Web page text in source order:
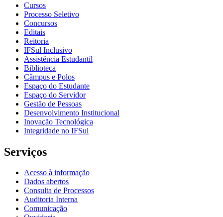
Cursos
Processo Seletivo
Concursos
Editais
Reitoria
IFSul Inclusivo
Assistência Estudantil
Biblioteca
Câmpus e Polos
Espaço do Estudante
Espaço do Servidor
Gestão de Pessoas
Desenvolvimento Institucional
Inovação Tecnológica
Integridade no IFSul
Serviços
Acesso à informação
Dados abertos
Consulta de Processos
Auditoria Interna
Comunicação